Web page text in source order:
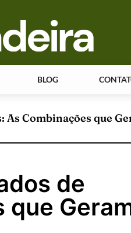
BLOG
Combinações que
de
que